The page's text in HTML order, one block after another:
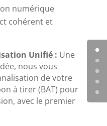
numérique
cohérent et
Unifié : Une
nous vous
de votre
à tirer (BAT) pour
avec le premier